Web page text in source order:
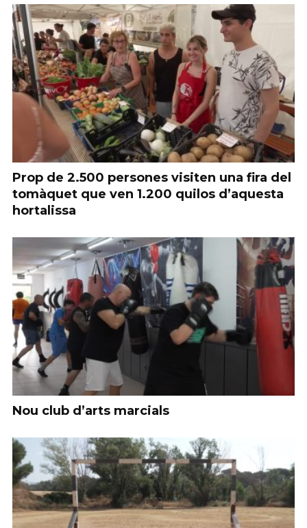
Prop de 2.500 persones visiten una fira del
tomàquet que ven 1.200 quilos d’aquesta
hortalissa
Nou club d’arts marcials